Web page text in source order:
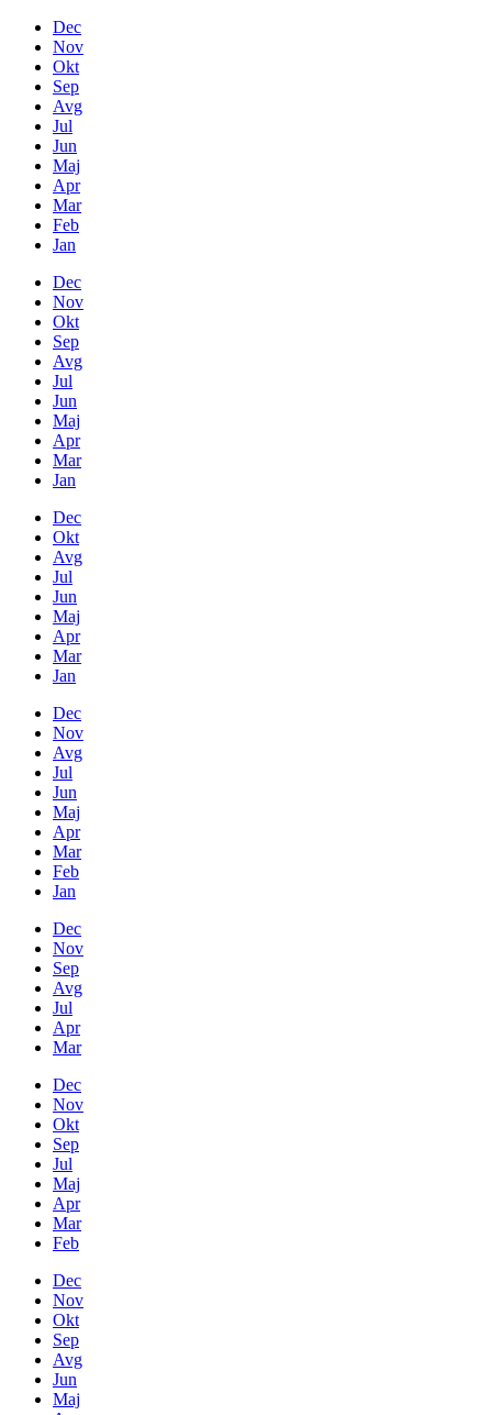
Dec
Nov
Okt
Sep
Avg
Jul
Jun
Maj
Apr
Mar
Feb
Jan
Dec
Nov
Okt
Sep
Avg
Jul
Jun
Maj
Apr
Mar
Jan
Dec
Okt
Avg
Jul
Jun
Maj
Apr
Mar
Jan
Dec
Nov
Avg
Jul
Jun
Maj
Apr
Mar
Feb
Jan
Dec
Nov
Sep
Avg
Jul
Apr
Mar
Dec
Nov
Okt
Sep
Jul
Maj
Apr
Mar
Feb
Dec
Nov
Okt
Sep
Avg
Jun
Maj